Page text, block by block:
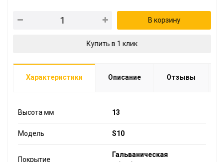
В корзину
Купить в 1 клик
Характеристики Описание Отзывы
Высота мм 13
Модель S10
Покрытие
Гальваническая